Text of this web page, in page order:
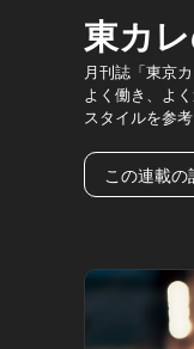
東カ
月刊誌「東京
よく働き、よ
スタイルを参
この連載の